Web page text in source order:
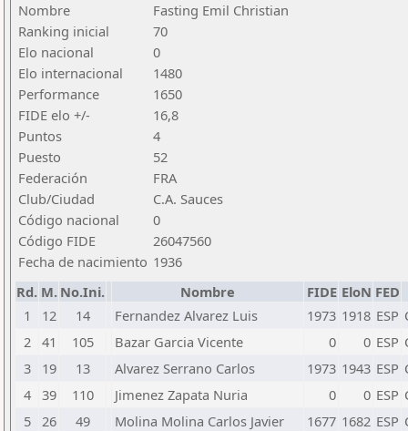
Nombre
Fasting Emil Christian
Ranking inicial
70
Elo nacional
0
Elo internacional
1480
Performance
1650
FIDE elo +/-
16,8
Puntos
4
Puesto
52
Federación
FRA
Club/Ciudad
C.A. Sauces
Código nacional
0
Código FIDE
26047560
Fecha de nacimiento 1936
Rd. M. No.Ini. Nombre FIDE EloN FED
1
12 14 Fernandez Alvarez Luis 1973 1918 ESP
2 41 105 Bazar Garcia Vicente 0 0 ESP
3
19 13 Alvarez Serrano Carlos 1973 1943 ESP
4 39 110 Jimenez Zapata Nuria 0 0 ESP
5 26 49 Molina Molina Carlos Javier 1677 1682 ESP